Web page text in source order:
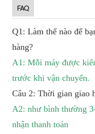
FAQ
Q1: Làm thế nào để
hàng?
A1: Mỗi máy được
trước khi vận chuyển.
Câu 2: Thời gian giao
A2: như bình thường
nhận thanh toán